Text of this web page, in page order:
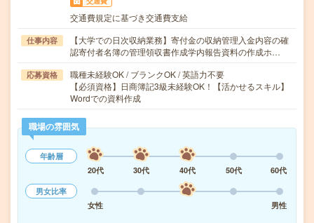
交通費規定に基づき交通費支給
仕事内容
【大学での日次収納業務】寄付金の収納管理入金内容の確
認寄付者名簿の管理領収書作成学内報告資料の作成ホ…
応募資格
職種未経験OK / ブランクOK / 英語力不要
【必須資格】日商簿記3級未経験OK！【活かせるスキル】
Wordでの資料作成
職場の雰囲気
年齢層
20代
30代 40代 50代
60代
男女比率
女性
男性